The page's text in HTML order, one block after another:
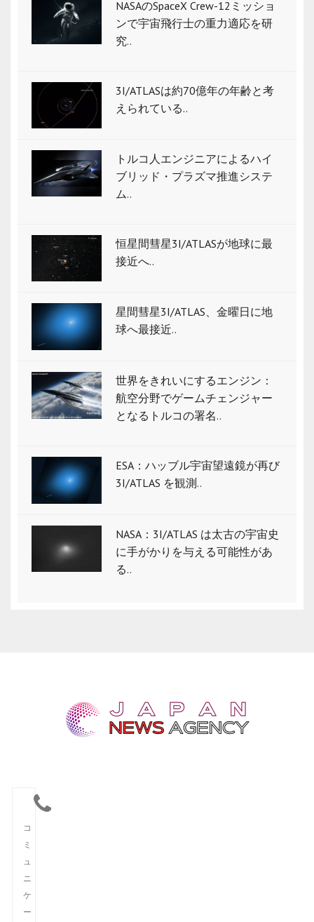
NASAのSpaceX Crew-12ミッショ
ンで宇宙飛行士の重力適応を研
究..
3I/ATLASは約70億年の年齢と考
えられている..
トルコ人エンジニアによるハイ
ブリッド・プラズマ推進システ
ム..
恒星間彗星3I/ATLASが地球に最
接近へ..
星間彗星3I/ATLAS、金曜日に地
球へ最接近..
世界をきれいにするエンジン：
航空分野でゲームチェンジャー
となるトルコの署名..
ESA：ハッブル宇宙望遠鏡が再び
3I/ATLAS を観測..
NASA：3I/ATLAS は太古の宇宙史
に手がかりを与える可能性があ
る..
コ
ミ
ュ
ニ
ケ
ー